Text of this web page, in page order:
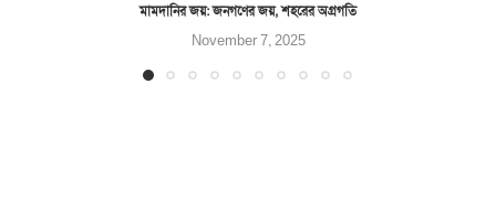
মামদানির জয়: জনগণের জয়, শহরের অগ্রগতি
November 7, 2025